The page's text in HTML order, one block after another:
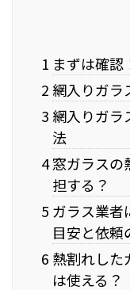
1 まずは確認
2 網入りガラ
3 網入りガラ
法
4 窓ガラスの
担する？
5 ガラス業者
目安と依頼
6 熱割れし
は使える？